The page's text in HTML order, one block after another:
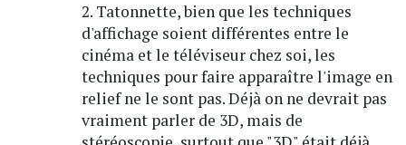
2. Tatonnette, bien que les techniques
d'affichage soient différentes entre le
cinéma et le téléviseur chez soi, les
techniques pour faire apparaître l'image en
relief ne le sont pas. Déjà on ne devrait pas
vraiment parler de 3D, mais de